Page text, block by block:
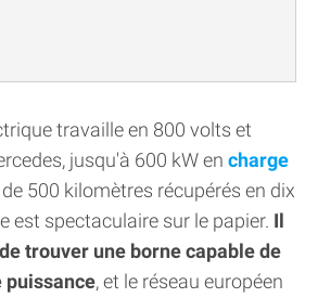
travaille en 800 volts et
jusqu'à 600 kW en charge
500 kilomètres récupérés en dix
est spectaculaire sur le papier. Il
trouver une borne capable de
, et le réseau européen